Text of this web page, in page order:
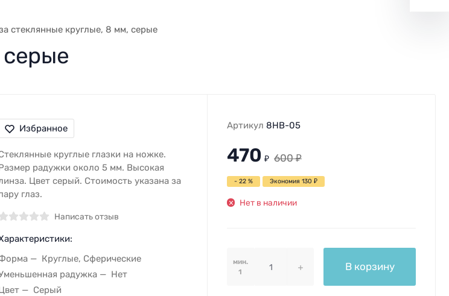
стеклянные круглые, 8 мм, серые
Избранное
круглые глазки на ножке.
радужки около 5 мм. Высокая
Цвет серый. Стоимость указана за
глаз.
Написать отзыв
Круглые, Сферические
радужка
Нет
Серый
Артикул 8HB-05
470 ₽ 600 ₽
- 22 % Экономия 130 ₽
Нет в наличии
мин.
1
В корзину